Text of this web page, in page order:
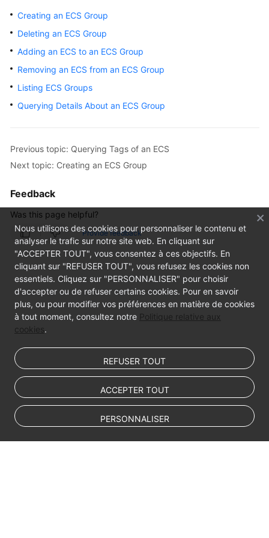
Overview
Billing
Getting
User
Best
Practices
API
SDK
Reference
FAQs
Troubleshooting
Videos
Creating an ECS Group
Deleting an ECS Group
Adding an ECS to an ECS Group
Removing an ECS from an ECS Group
Listing ECS Groups
Querying Details About an ECS Group
Previous topic: Querying Tags of an ECS
Next topic: Creating an ECS Group
Feedback
Was this page helpful?
Provide feedback
Nous utilisons des cookies pour personnaliser le contenu et
analyser le trafic sur notre site web. En cliquant sur
"ACCEPTER TOUT", vous consentez à ces objectifs. En
cliquant sur "REFUSER TOUT", vous refusez les cookies non
essentiels. Cliquez sur "PERSONNALISER" pour choisir
d'accepter ou de refuser certains cookies. Pour en savoir
plus, ou pour modifier vos préférences en matière de cookies
à tout moment, consultez notre Politique relative aux
cookies.
REFUSER TOUT
ACCEPTER TOUT
PERSONNALISER